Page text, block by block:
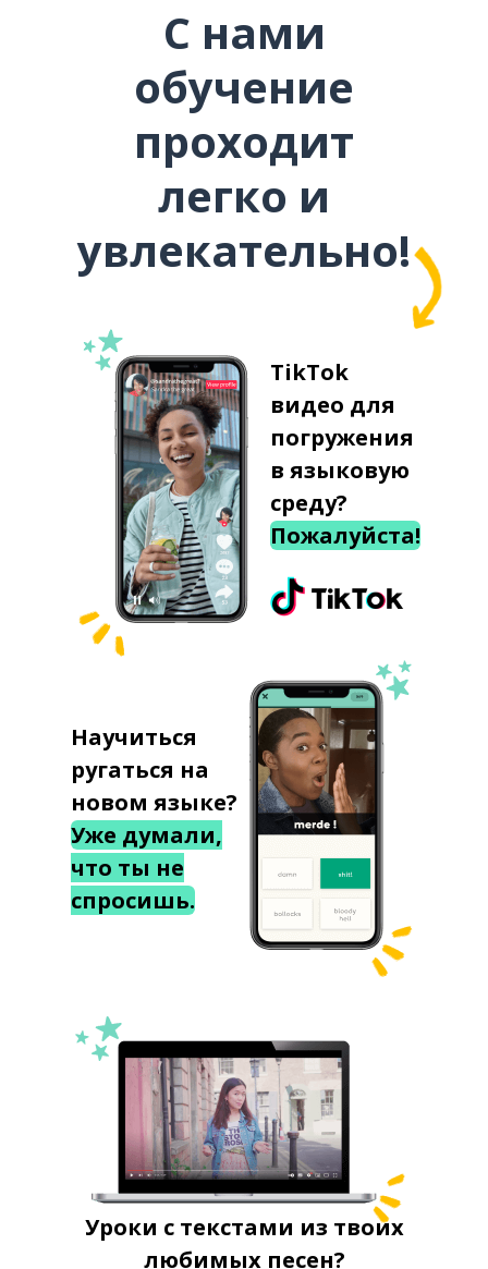
С нами
обучение
проходит
легко и
увлекательно!
TikTok
видео для
погружения
в языковую
среду?
Пожалуйста!
Научиться
ругаться на
новом языке?
Уже думали,
что ты не
спросишь.
Уроки с текстами из твоих
любимых песен?